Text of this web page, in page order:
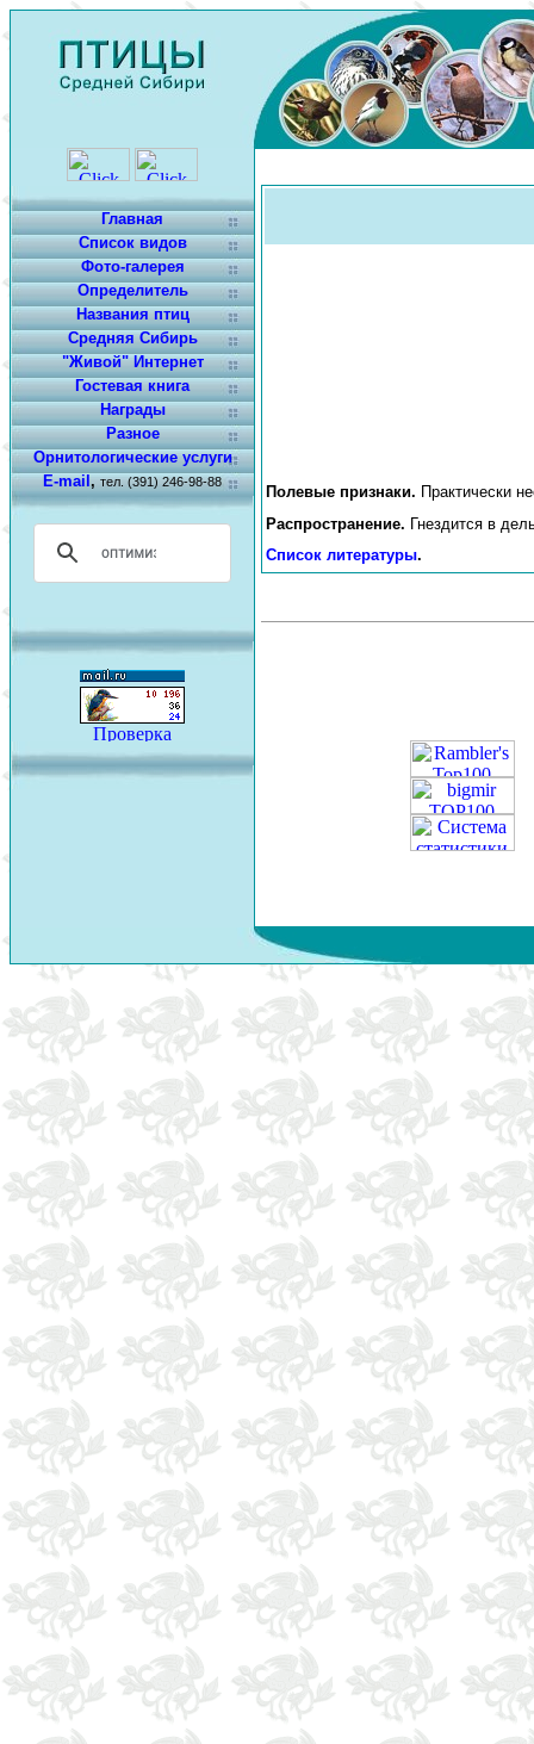
Главная
Список видов
Фото-галерея
Определитель
Названия птиц
Средняя Сибирь
"Живой" Интернет
Гостевая книга
Награды
Разное
Орнитологические услуги
E-mail,тел. (391) 246-98-88
Полевые признаки. Практически
Распространение. Гнездится в
Список литературы.